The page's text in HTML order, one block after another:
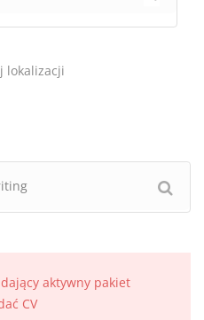
lokalizacji
aktywny pakiet
CV